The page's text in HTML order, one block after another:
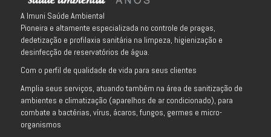
A Imuni Saúde Ambiental
Pioneira e altamente especializada no controle de pragas,
dedetização e profilaxia sanitária na limpeza, higienização e
desinfecção de reservatórios de água.
Com o perfil de qualidade de vida para seus clientes
Amplia seus serviços, atuando também na área de sanitização de
ambientes e climatização (aparelhos de ar condicionado), para
combate a bactérias, vírus, ácaros, fungos, germes e micro-
organismos